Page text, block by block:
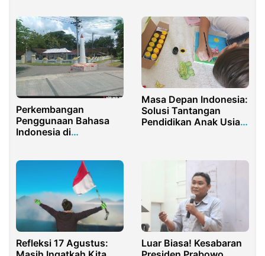
Perkembangan
Penggunaan Bahasa
Indonesia di
Masa Depan Indonesia:
Solusi Tantangan
Pendidikan Anak Usia
Refleksi 17 Agustus:
Luar Biasa! Kesabaran